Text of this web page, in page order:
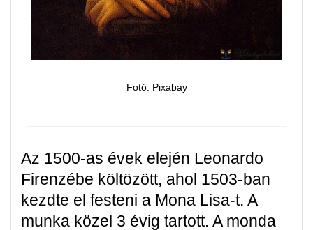
Fotó: Pixabay
Az 1500-as évek elején Leonardo
Firenzébe költözött, ahol 1503-ban
kezdte el festeni a Mona Lisa-t. A
munka közel 3 évig tartott. A monda